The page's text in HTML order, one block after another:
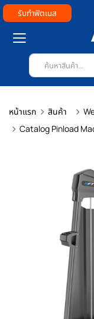
รับทำฟิตเนส
หน้าแรก สินค้า
Catalog Pinload